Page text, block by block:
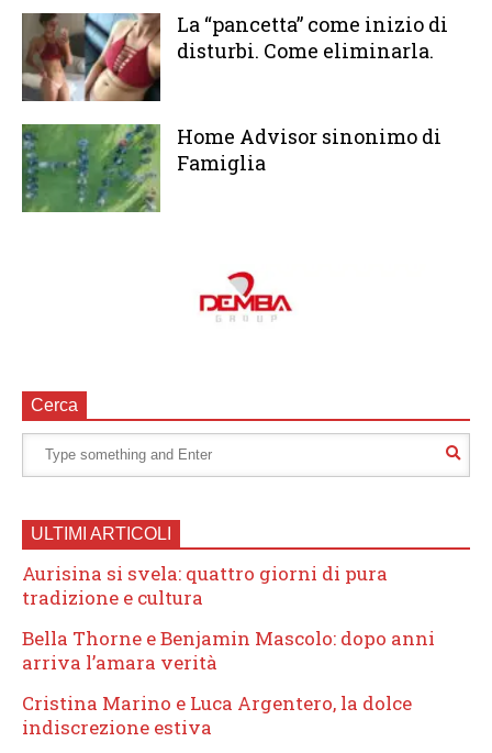
La “pancetta” come inizio di
disturbi. Come eliminarla.
Home Advisor sinonimo di
Famiglia
Cerca
ULTIMI ARTICOLI
Aurisina si svela: quattro giorni di pura
tradizione e cultura
Bella Thorne e Benjamin Mascolo: dopo anni
arriva l’amara verità
Cristina Marino e Luca Argentero, la dolce
indiscrezione estiva